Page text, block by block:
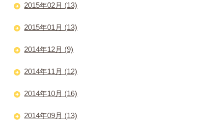
2015年02月 (13)
2015年01月 (13)
2014年12月 (9)
2014年11月 (12)
2014年10月 (16)
2014年09月 (13)